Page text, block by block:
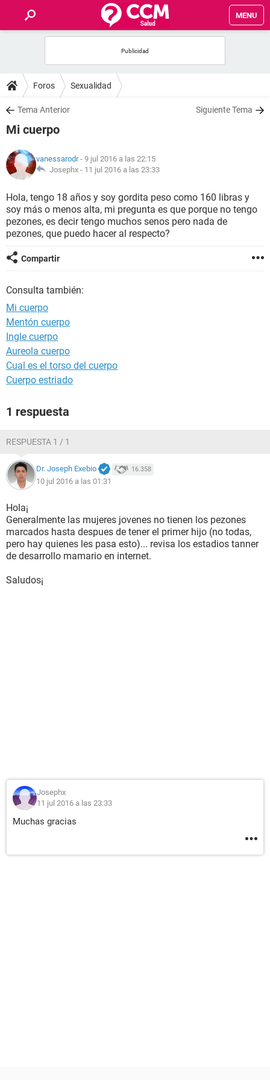
MENU
FOROS
SALUD
NUTRICIÓN
BIENESTAR
SEXUALIDAD
GLOSARIO
Foros Sexualidad
Tema Anterior Siguiente Tema
Mi cuerpo
vanessarodr- 9 jul 2016 a las 22:15
Josephx - 11 jul 2016 a las 23:33
Hola, tengo 18 años y soy gordita peso como 160 libras y
soy más o menos alta, mi pregunta es que porque no tengo
pezones, es decir tengo muchos senos pero nada de
pezones, que puedo hacer al respecto?
Compartir
Consulta también:
Mi cuerpo
Mentón cuerpo
Ingle cuerpo
Aureola cuerpo
Cual es el torso del cuerpo
Cuerpo estriado
1 respuesta
RESPUESTA 1 / 1
Dr. Joseph Exebio 16.358
10 jul 2016 a las 01:31
Hola¡
Generalmente las mujeres jovenes no tienen los pezones
marcados hasta despues de tener el primer hijo (no todas,
pero hay quienes les pasa esto)... revisa los estadios tanner
de desarrollo mamario en internet.
Saludos¡
Josephx
11 jul 2016 a las 23:33
Muchas gracias